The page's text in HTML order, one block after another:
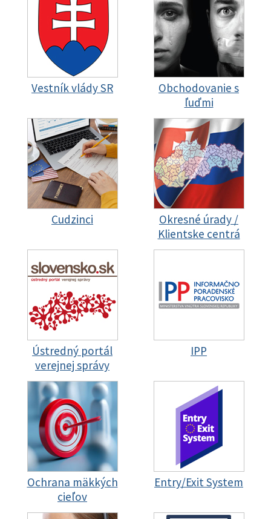
Vestník vlády SR
Obchodovanie s
ľuďmi
Cudzinci
Okresné úrady /
Klientske centrá
Ústredný portál
verejnej správy
IPP
Ochrana mäkkých
cieľov
Entry/Exit System